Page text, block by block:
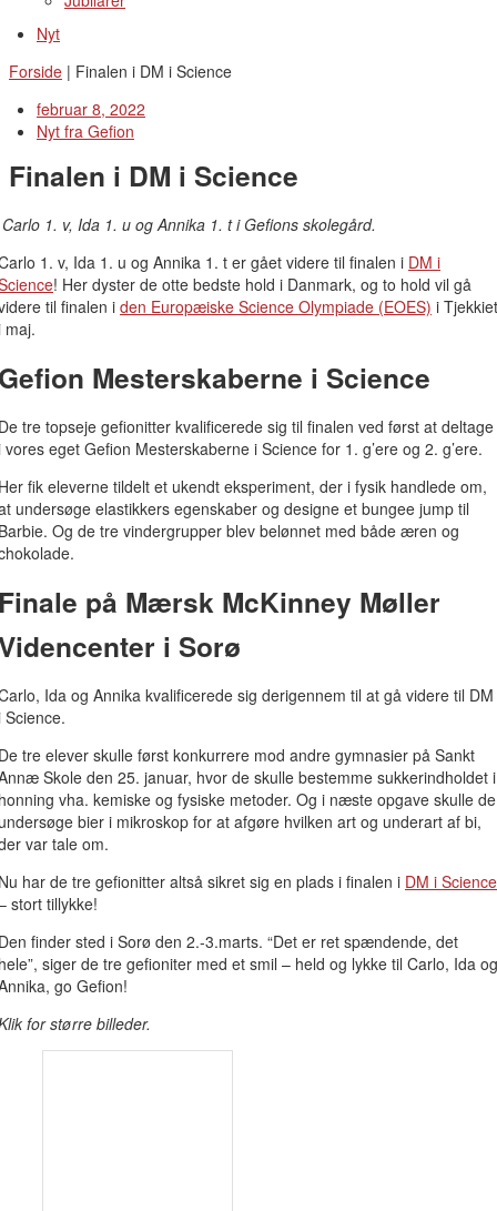
Nyt
Forside | Finalen i DM i Science
februar 8, 2022
Nyt fra Gefion
Finalen i DM i Science
Carlo 1. v, Ida 1. u og Annika 1. t i Gefions skolegård.
1. v, Ida 1. u og Annika 1. t er gået videre til finalen i DM i
! Her dyster de otte bedste hold i Danmark, og to hold vil gå
til finalen i den Europæiske Science Olympiade (EOES) i Tjekkiet
maj.
Mesterskaberne i Science
tre topseje gefionitter kvalificerede sig til finalen ved først at deltage
vores eget Gefion Mesterskaberne i Science for 1. g’ere og 2. g’ere.
fik eleverne tildelt et ukendt eksperiment, der i fysik handlede om,
undersøge elastikkers egenskaber og designe et bungee jump til
Og de tre vindergrupper blev belønnet med både æren og
på Mærsk McKinney Møller
i Sorø
Ida og Annika kvalificerede sig derigennem til at gå videre til DM
Science.
tre elever skulle først konkurrere mod andre gymnasier på Sankt
Skole den 25. januar, hvor de skulle bestemme sukkerindholdet i
vha. kemiske og fysiske metoder. Og i næste opgave skulle de
bier i mikroskop for at afgøre hvilken art og underart af bi,
var tale om.
har de tre gefionitter altså sikret sig en plads i finalen i DM i Science
stort tillykke!
finder sted i Sorø den 2.-3.marts. “Det er ret spændende, det
siger de tre gefioniter med et smil – held og lykke til Carlo, Ida og
go Gefion!
for større billeder.